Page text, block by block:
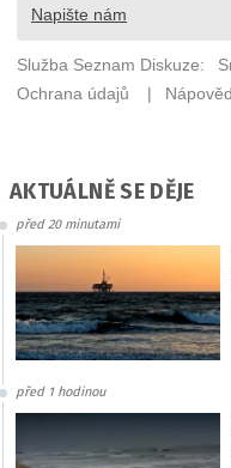
AKTUÁLNĚ SE DĚJE
před 20 minutami
před 1 hodinou